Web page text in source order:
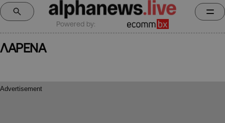
Powered by:
ΛΑΡΕΝΑ